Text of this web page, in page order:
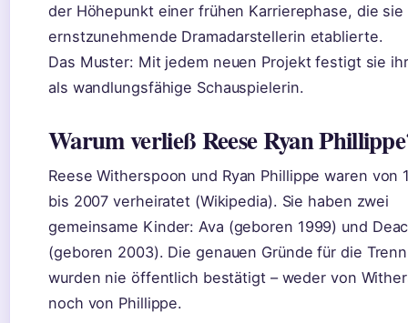
der Höhepunkt einer frühen Karrierephase, die sie
ernstzunehmende Dramadarstellerin etablierte.
Das Muster: Mit jedem neuen Projekt festigt sie
als wandlungsfähige Schauspielerin.
Warum verließ Reese Ryan
Reese Witherspoon und Ryan Phillippe waren von
bis 2007 verheiratet (Wikipedia). Sie haben zwei
gemeinsame Kinder: Ava (geboren 1999) und
(geboren 2003). Die genauen Gründe für die
wurden nie öffentlich bestätigt – weder von
noch von Phillippe.